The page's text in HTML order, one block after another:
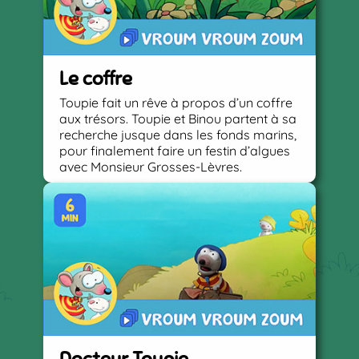
Le coffre
Toupie fait un rêve à propos d’un coffre
aux trésors. Toupie et Binou partent à sa
recherche jusque dans les fonds marins,
pour finalement faire un festin d’algues
avec Monsieur Grosses-Lèvres.